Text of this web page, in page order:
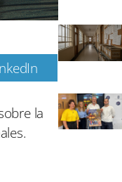
la